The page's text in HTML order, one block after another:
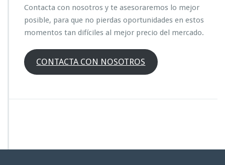
Contacta con nosotros y te asesoraremos lo mejor
posible, para que no pierdas oportunidades en estos
momentos tan difíciles al mejor precio del mercado.
CONTACTA CON NOSOTROS